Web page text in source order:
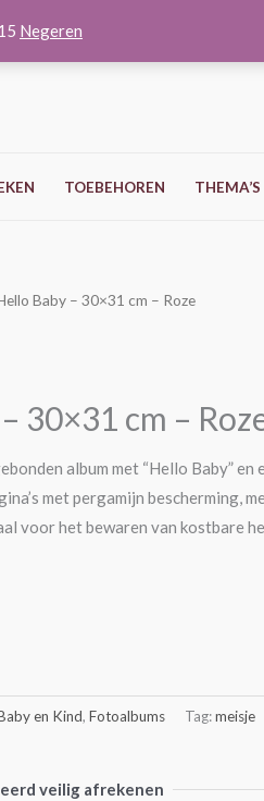
Negeren
TOEBEHOREN THEMA’S
Baby – 30×31 cm – Roze
30×31 cm –
album met “Hello Baby” en
met pergamijn bescherming,
voor het bewaren van kostbare
en Kind, Fotoalbums Tag:meisje
veilig afrekenen